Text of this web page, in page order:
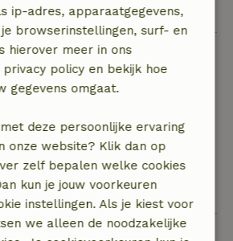
ip-adres, apparaatgegevens,
browserinstellingen, surf- en
hierover meer in ons
policy en bekijk hoe
gegevens omgaat.
deze persoonlijke ervaring
onze website? Klik dan op
zelf bepalen welke cookies
kun je jouw voorkeuren
instellingen. Als je kiest voor
we alleen de noodzakelijke